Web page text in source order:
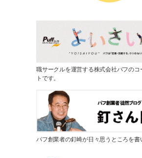
職サークルを運営する株式会社パフのコ
トです。
パフ創業者の釘崎が日々思うところを書